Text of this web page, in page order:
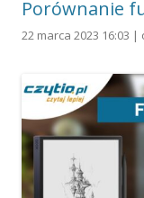
Porównanie
22 marca 2023 16:03 |